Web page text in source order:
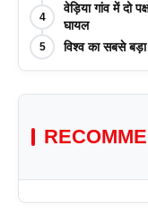
पत्रिकाओं में
आयोजन किया
4
वेड़िया गांव में दो
घायल
5 विश्व का सबसे